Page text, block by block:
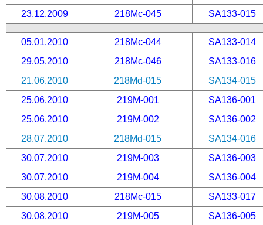
23.12.2009
218Mc-045 SA133-015
05.01.2010 218Mc-044
SA133-014
29.05.2010
218Mc-046
SA133-016
21.06.2010
218Md-015
SA134-015
25.06.2010
219M-001
SA136-001
25.06.2010
219M-002
SA136-002
28.07.2010
218Md-015
SA134-016
30.07.2010
219M-003
SA136-003
30.07.2010
219M-004
SA136-004
30.08.2010
218Mc-015
SA133-017
30.08.2010
219M-005 SA136-005